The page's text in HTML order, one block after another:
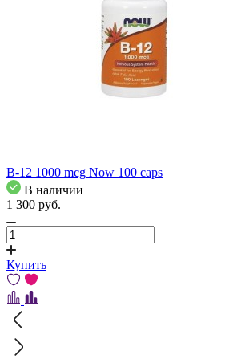
B-12 1000 mcg Now 100 caps
В наличии
1 300 pуб.
Купить